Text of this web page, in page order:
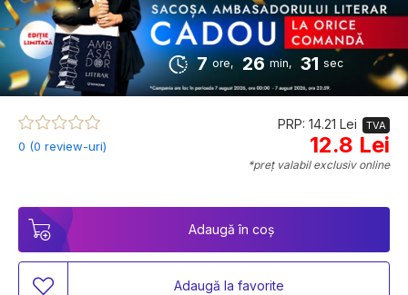
7 ore, 26 min, 30 sec
0 (0 review-uri)
PRP: 14.21 Lei TVA
12.8 Lei
*preț valabil exclusiv online
Adaugă în coș
Adaugă la favorite